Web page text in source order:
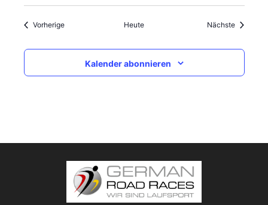
VorherigeVeranstaltungen Heute Nächste
Kalender abonnieren